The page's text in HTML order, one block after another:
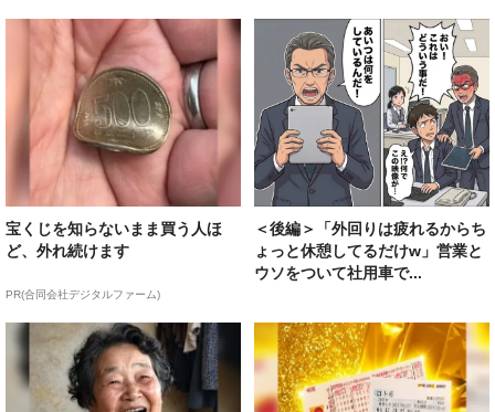
宝くじを知らないまま買う人ほ
ど、外れ続けます
PR(合同会社デジタルファーム)
＜後編＞「外回りは疲れるからち
ょっと休憩してるだけw」営業と
ウソをついて社用車で...